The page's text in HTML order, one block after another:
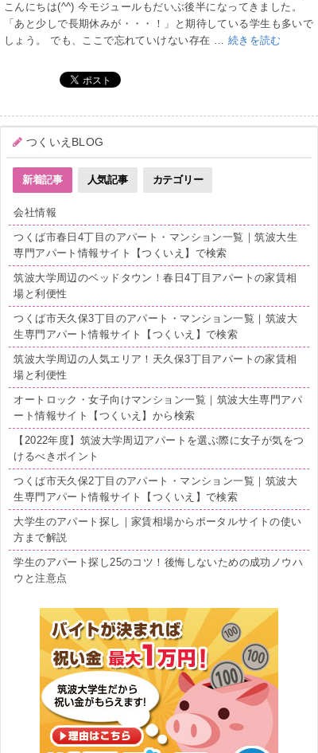
こんにちは(^^) 今モジュールもだいぶ後半になってきました。
「あと少しで長期休みが・・・！」と期待している学生も多いで
しょう。 でも、ここで忘れていけない存在 … 続きを読む
つくいえBLOG
新着記事 人気記事 カテゴリー
会社情報
つくば市春日4丁目のアパート・マンション一覧｜筑波大生
専門アパート情報サイト【つくいえ】で検索
筑波大学周辺のベッドタウン！春日4丁目アパートの家賃相
場と利便性
つくば市天久保3丁目のアパート・マンション一覧｜筑波大
生専門アパート情報サイト【つくいえ】で検索
筑波大学周辺の人気エリア！天久保3丁目アパートの家賃相
場と利便性
オートロック・女子向けマンション一覧｜筑波大生専門アパ
ート情報サイト【つくいえ】から検索
【2022年度】筑波大学周辺アパートを選ぶ際に女子が気をつ
けるべきポイント
つくば市天久保2丁目のアパート・マンション一覧｜筑波大
生専門アパート情報サイト【つくいえ】で検索
大学生のアパート探し｜家賃相場からポータルサイトの使い
方まで解説
学生のアパート探し25のコツ！後悔しないための成功ノウハ
ウと注意点